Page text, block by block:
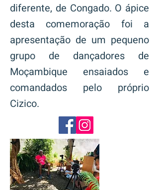
diferente, de Congado. O ápice
desta comemoração foi a
apresentação de um pequeno
grupo de dançadores de
Moçambique ensaiados e
comandados pelo próprio
Cizico.